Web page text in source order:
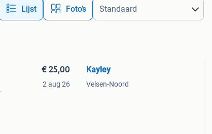
Lijst Foto’s
€ 25,00
2 aug 26
Kayley
Velsen-Noord